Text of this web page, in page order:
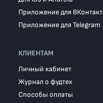
Приложение для
Приложение для Telegram
КЛИЕНТАМ
Личный кабинет
Журнал о фудтех
Способы оплаты